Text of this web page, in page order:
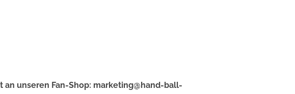
unseren Fan-Shop: marketing@hand-ball-